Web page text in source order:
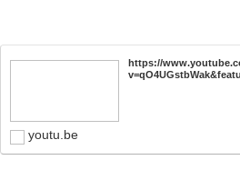
https://
youtu.be